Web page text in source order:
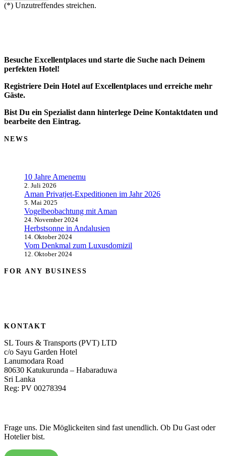
(*) Unzutreffendes streichen.
Besuche Excellentplaces und starte die Suche nach Deinem
perfekten Hotel!
Registriere Dein Hotel auf Excellentplaces und erreiche mehr
Gäste.
Bist Du ein Spezialist dann hinterlege Deine Kontaktdaten und
bearbeite den Eintrag.
NEWS
10 Jahre Amenemu
2. Juli 2026
Aman Privatjet-Expeditionen im Jahr 2026
5. Mai 2025
Vogelbeobachtung mit Aman
24. November 2024
Herbstsonne in Andalusien
14. Oktober 2024
Vom Denkmal zum Luxusdomizil
12. Oktober 2024
FOR ANY BUSINESS
KONTAKT
SL Tours & Transports (PVT) LTD
c/o Sayu Garden Hotel
Lanumodara Road
80630 Katukurunda – Habaraduwa
Sri Lanka
Reg: PV 00278394
Frage uns. Die Möglickeiten sind fast unendlich. Ob Du Gast oder
Hotelier bist.